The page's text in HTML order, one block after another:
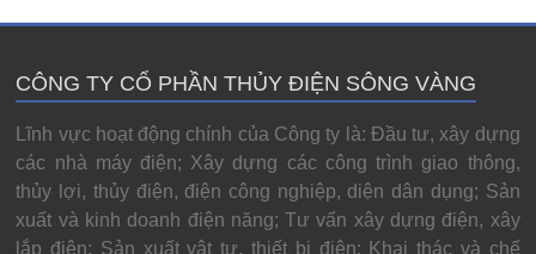
CÔNG TY CỔ PHẦN THỦY ĐIỆN SÔNG VÀNG
Lĩnh vực hoạt động chính của Công ty là: Đầu tư, xây dựng
các nhà máy điện; Xây dựng các công trình giao thông,
thủy lợi, thủy điện, điện công nghiệp, diện dân dụng; Sản
xuất và kinh doanh điện năng; Tư vấn xây dựng điện, xây
lắp điện; Sản xuất vật tư, thiết bị điện; Khai thác và chế